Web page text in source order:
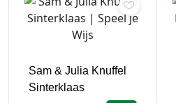
Sam & Julia Knuffel
Sinterklaas